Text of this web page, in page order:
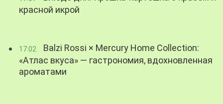
красной икрой
17:02
Balzi Rossi × Mercury Home Collection:
«Атлас вкуса» — гастрономия, вдохновленная
ароматами